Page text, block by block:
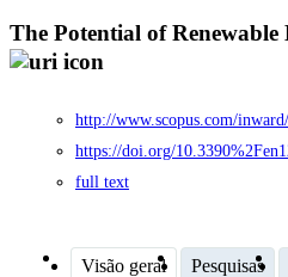
The Potential of
http://www.scopus.com/
https://doi.org/
full text
Visão geral Pesquisas